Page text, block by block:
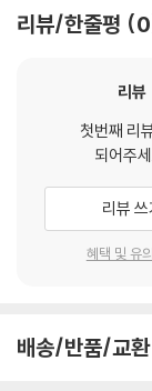
결전을 생각하여 여
러던 어느날 성과
여자 일당을 카지노
날이 왔다. 성과 할
대가 이들을 구출한
프랑스의 도성과 치
바로잡은 대군에 의
리뷰/한줄평 0
리뷰
첫번째 리
되어주
리뷰 쓰
혜택 및 유
배송/반품/교환